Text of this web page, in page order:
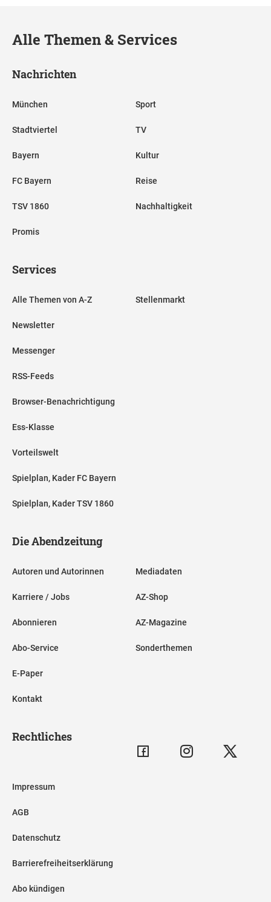
Alle Themen & Services
Nachrichten
München
Stadtviertel
Bayern
FC Bayern
TSV 1860
Promis
Sport
TV
Kultur
Reise
Nachhaltigkeit
Services
Alle Themen von A-Z
Newsletter
Messenger
RSS-Feeds
Browser-Benachrichtigung
Ess-Klasse
Vorteilswelt
Spielplan, Kader FC Bayern
Spielplan, Kader TSV 1860
Stellenmarkt
Die Abendzeitung
Autoren und Autorinnen
Karriere / Jobs
Abonnieren
Abo-Service
E-Paper
Kontakt
Mediadaten
AZ-Shop
AZ-Magazine
Sonderthemen
Rechtliches
Impressum
AGB
Datenschutz
Barrierefreiheitserklärung
Abo kündigen